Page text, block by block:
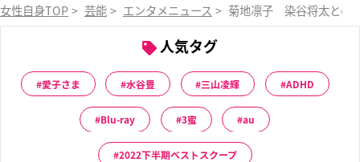
女性自身TOP > 芸能 > エンタメニュース > 菊地凛子 染谷将太との“
人気タグ
愛子さま 水谷豊 三山凌輝 ADHD
Blu-ray 3蜜 au
2022下半期ベストスクープ